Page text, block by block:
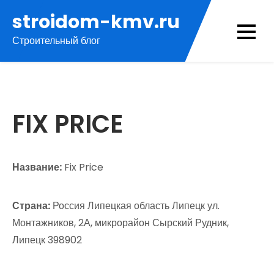
содержимому
stroidom-kmv.ru
Строительный блог
FIX PRICE
Название: Fix Price
Страна: Россия Липецкая область Липецк ул.
Монтажников, 2А, микрорайон Сырский Рудник,
Липецк 398902